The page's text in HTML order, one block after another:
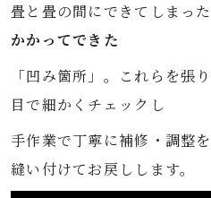
畳と畳の間にできてしまった
かかってできた
「凹み箇所」。これらを張
目で細かくチェックし
手作業で丁寧に補修・調整
縫い付けてお戻しします。